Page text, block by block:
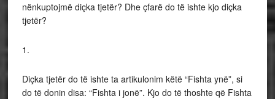
nënkuptojmë diçka tjetër? Dhe çfarë do të ishte kjo diçka
tjetër?
1.
Diçka tjetër do të ishte ta artikulonim këtë “Fishta ynë”, si
do të donin disa: “Fishta i jonë”. Kjo do të thoshte që Fishta